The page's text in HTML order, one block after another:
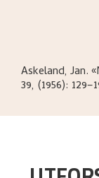
Askeland, Jan.
39, (1956):